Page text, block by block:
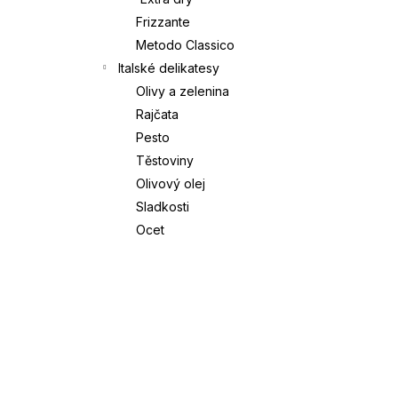
Frizzante
Metodo Classico
Italské delikatesy
Olivy a zelenina
Rajčata
Pesto
Těstoviny
Olivový olej
Sladkosti
Ocet
CANOVA VERONESE ROSSO IGT | CÀ
DEI MAGHI | 0,75L
379 Kč